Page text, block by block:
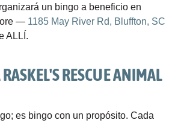
un bingo a beneficio en
— 1185 May River Rd, Bluffton, SC
ALLÍ.
RESCUE ANIMAL
es bingo con un propósito. Cada